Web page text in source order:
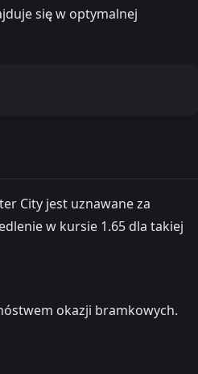
się w optymalnej
City jest uznawane za
w kursie 1.65 dla takiej
okazji bramkowych.